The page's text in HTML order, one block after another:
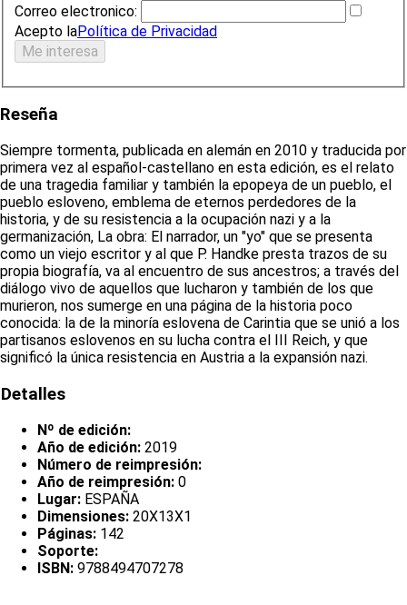
Correo electronico:
Acepto laPolítica de Privacidad
Reseña
Siempre tormenta, publicada en alemán en 2010 y traducida por
primera vez al español-castellano en esta edición, es el relato
de una tragedia familiar y también la epopeya de un pueblo, el
pueblo esloveno, emblema de eternos perdedores de la
historia, y de su resistencia a la ocupación nazi y a la
germanización, La obra: El narrador, un "yo" que se presenta
como un viejo escritor y al que P. Handke presta trazos de su
propia biografía, va al encuentro de sus ancestros; a través del
diálogo vivo de aquellos que lucharon y también de los que
murieron, nos sumerge en una página de la historia poco
conocida: la de la minoría eslovena de Carintia que se unió a los
partisanos eslovenos en su lucha contra el III Reich, y que
significó la única resistencia en Austria a la expansión nazi.
Detalles
Nº de edición:
Año de edición: 2019
Número de reimpresión:
Año de reimpresión: 0
Lugar: ESPAÑA
Dimensiones: 20X13X1
Páginas: 142
Soporte:
ISBN: 9788494707278